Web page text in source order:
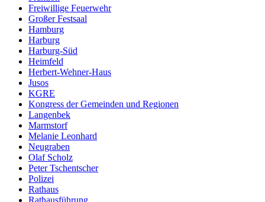
Freiwillige Feuerwehr
Großer Festsaal
Hamburg
Harburg
Harburg-Süd
Heimfeld
Herbert-Wehner-Haus
Jusos
KGRE
Kongress der Gemeinden und Regionen
Langenbek
Marmstorf
Melanie Leonhard
Neugraben
Olaf Scholz
Peter Tschentscher
Polizei
Rathaus
Rathausführung